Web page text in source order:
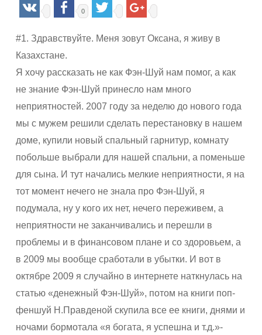
0
#1. Здравствуйте. Меня зовут Оксана, я живу в
Казахстане.
Я хочу рассказать не как Фэн-Шуй нам помог, а как
не знание Фэн-Шуй принесло нам много
неприятностей. 2007 году за неделю до нового года
мы с мужем решили сделать перестановку в нашем
доме, купили новый спальный гарнитур, комнату
побольше выбрали для нашей спальни, а поменьше
для сына. И тут начались мелкие неприятности, я на
тот момент нечего не знала про Фэн-Шуй, я
подумала, ну у кого их нет, нечего переживем, а
неприятности не заканчивались и перешли в
проблемы и в финансовом плане и со здоровьем, а
в 2009 мы вообще сработали в убытки. И вот в
октябре 2009 я случайно в интернете наткнулась на
статью «денежный Фэн-Шуй», потом на книги поп-
феншуй Н.Правденой скупила все ее книги, днями и
ночами бормотала «я богата, я успешна и т.д.»-